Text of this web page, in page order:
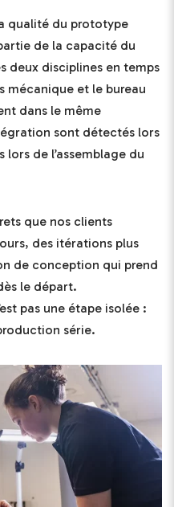
qualité du prototype
de la capacité du
deux disciplines en temps
mécanique et le bureau
dans le même
sont détectés lors
de l’assemblage du
que nos clients
des itérations plus
de conception qui prend
le départ.
pas une étape isolée :
série.